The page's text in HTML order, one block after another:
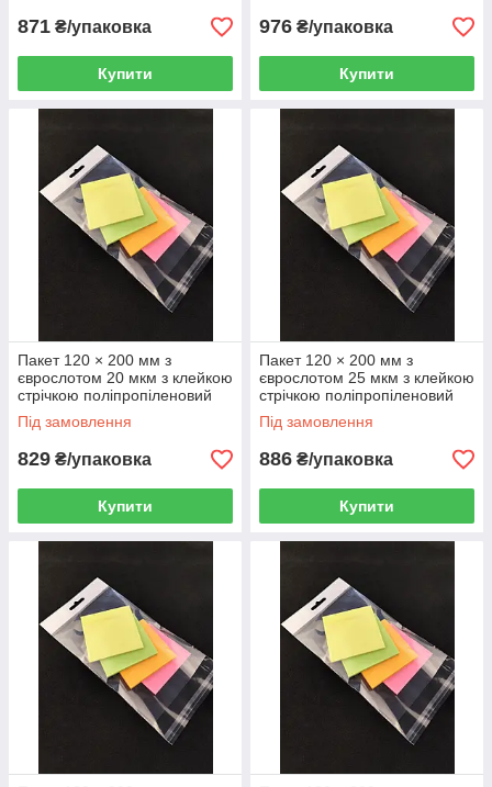
871 ₴/упаковка
Купити
976 ₴/упаковка
Купити
Пакет 120 × 200 мм з
єврослотом 20 мкм з клейкою
стрічкою поліпропіленовий
БОПП 1000 шт
Під замовлення
829 ₴/упаковка
Купити
Пакет 120 × 200 мм з
єврослотом 25 мкм з клейкою
стрічкою поліпропіленовий
БОПП 1000 шт
Під замовлення
886 ₴/упаковка
Купити